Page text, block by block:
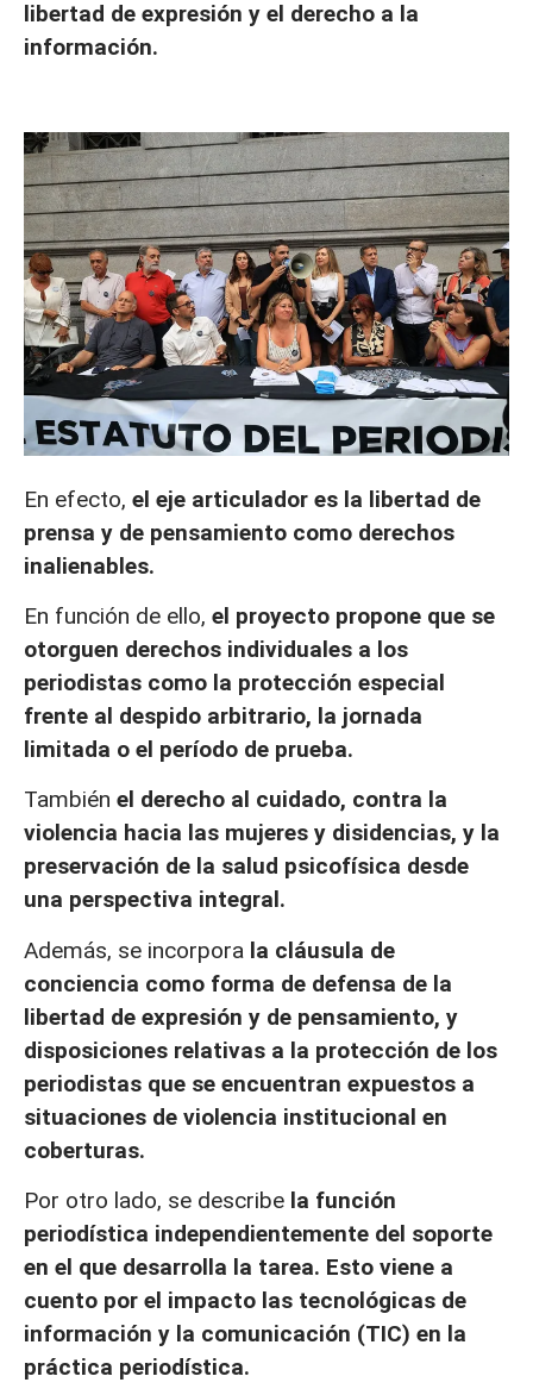
libertad de expresión y el derecho a la
información.
En efecto, el eje articulador es la libertad de
prensa y de pensamiento como derechos
inalienables.
En función de ello, el proyecto propone que se
otorguen derechos individuales a los
periodistas como la protección especial
frente al despido arbitrario, la jornada
limitada o el período de prueba.
También el derecho al cuidado, contra la
violencia hacia las mujeres y disidencias, y la
preservación de la salud psicofísica desde
una perspectiva integral.
Además, se incorpora la cláusula de
conciencia como forma de defensa de la
libertad de expresión y de pensamiento, y
disposiciones relativas a la protección de los
periodistas que se encuentran expuestos a
situaciones de violencia institucional en
coberturas.
Por otro lado, se describe la función
periodística independientemente del soporte
en el que desarrolla la tarea. Esto viene a
cuento por el impacto las tecnológicas de
información y la comunicación (TIC) en la
práctica periodística.